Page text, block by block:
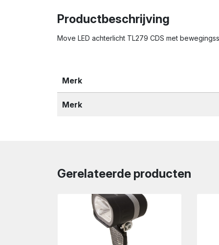
Productbeschrijving
Move LED achterlicht TL279 CDS met
Merk
Merk
Gerelateerde producten